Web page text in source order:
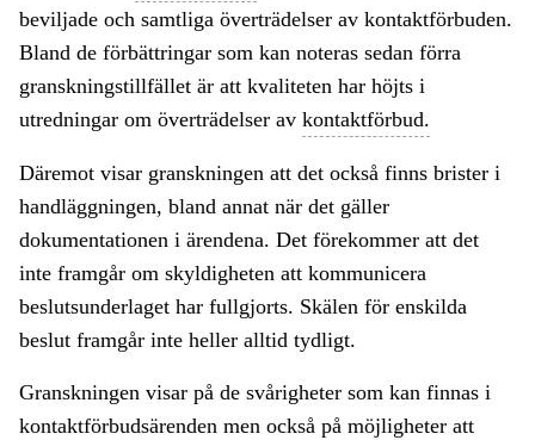
beviljade och samtliga överträdelser av kontaktförbuden.
Bland de förbättringar som kan noteras sedan förra
granskningstillfället är att kvaliteten har höjts i
utredningar om överträdelser av kontaktförbud.
Däremot visar granskningen att det också finns brister i
handläggningen, bland annat när det gäller
dokumentationen i ärendena. Det förekommer att det
inte framgår om skyldigheten att kommunicera
beslutsunderlaget har fullgjorts. Skälen för enskilda
beslut framgår inte heller alltid tydligt.
Granskningen visar på de svårigheter som kan finnas i
kontaktförbudsärenden men också på möjligheter att